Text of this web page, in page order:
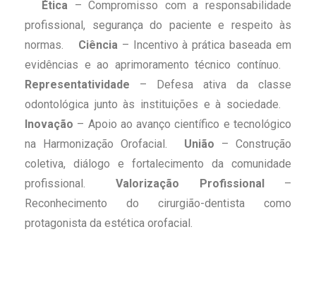
Ética – Compromisso com a responsabilidade
profissional, segurança do paciente e respeito às
normas.
Ciência– Incentivo à prática baseada em
evidências e ao aprimoramento técnico contínuo.
Representatividade – Defesa ativa da classe
odontológica junto às instituições e à sociedade.
Inovação – Apoio ao avanço científico e tecnológico
na Harmonização Orofacial.
União – Construção
coletiva, diálogo e fortalecimento da comunidade
profissional.
Valorização Profissional
–
Reconhecimento do cirurgião-dentista como
protagonista da estética orofacial.